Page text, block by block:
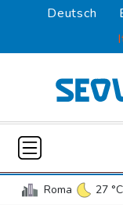
Deutsch
Roma 27 °C